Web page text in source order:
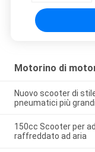
Motorino di
Nuovo scooter di
pneumatici più
150cc Scooter per
raffreddato ad aria